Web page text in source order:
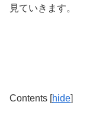
見ていきます。
Contents [hide]